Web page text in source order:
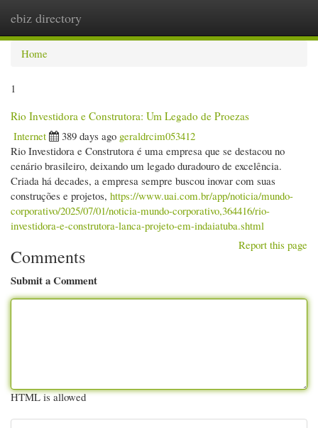
ebiz directory
Home
1
Rio Investidora e Construtora: Um Legado de Proezas
Internet
389 days ago geraldrcim053412
Rio Investidora e Construtora é uma empresa que se destacou no
cenário brasileiro, deixando um legado duradouro de excelência.
Criada há decades, a empresa sempre buscou inovar com suas
construções e projetos, https://www.uai.com.br/app/noticia/mundo-
corporativo/2025/07/01/noticia-mundo-corporativo,364416/rio-
investidora-e-construtora-lanca-projeto-em-indaiatuba.shtml
Report this page
Comments
Submit a Comment
HTML is allowed